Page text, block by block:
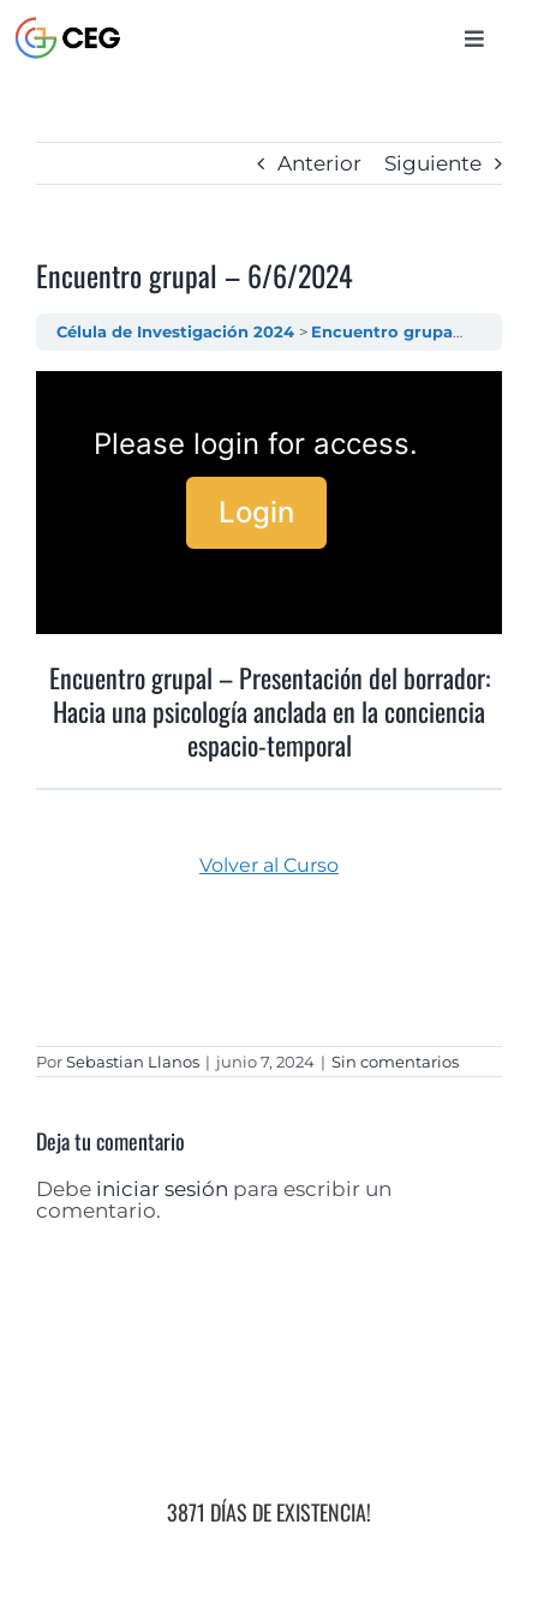
al
contenido
Toggle
BIBLIOTECA
CONTACTO
Anterior Siguiente
Encuentro grupal – 6/6/2024
Célula de Investigación 2024 Encuentro grupal – 6/6/2024
Please login for access.
Login
Encuentro grupal – Presentación del borrador:
Hacia una psicología anclada en la conciencia
espacio-temporal
Volver al Curso
PorSebastian Llanos | junio 7, 2024 | Sin comentarios
Deja tu comentario
Debe iniciar sesión para escribir un
comentario.
3871 DÍAS DE EXISTENCIA!